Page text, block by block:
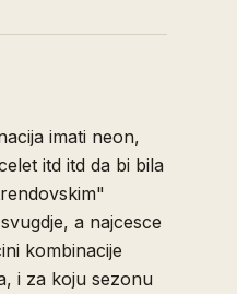
imati neon,
itd itd da bi bila
a najcesce
kombinacije
i za koju sezonu